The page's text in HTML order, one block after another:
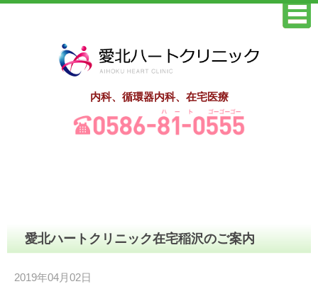
内科、循環器内科、在宅医療
愛北ハートクリニック在宅稲沢のご案内
2019年04月02日